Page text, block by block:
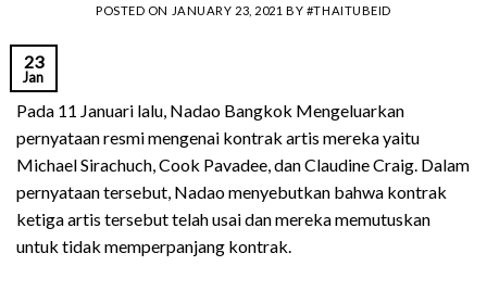
POSTED ON JANUARY 23, 2021 BY #THAITUBEID
23
Jan
Pada 11 Januari lalu, Nadao Bangkok Mengeluarkan
pernyataan resmi mengenai kontrak artis mereka yaitu
Michael Sirachuch, Cook Pavadee, dan Claudine Craig. Dalam
pernyataan tersebut, Nadao menyebutkan bahwa kontrak
ketiga artis tersebut telah usai dan mereka memutuskan
untuk tidak memperpanjang kontrak.